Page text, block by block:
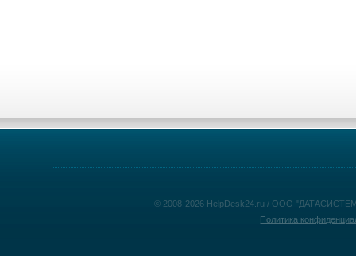
© 2008-2026 HelpDesk24.ru / ООО
Политика